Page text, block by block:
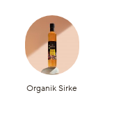
Organik Sirke